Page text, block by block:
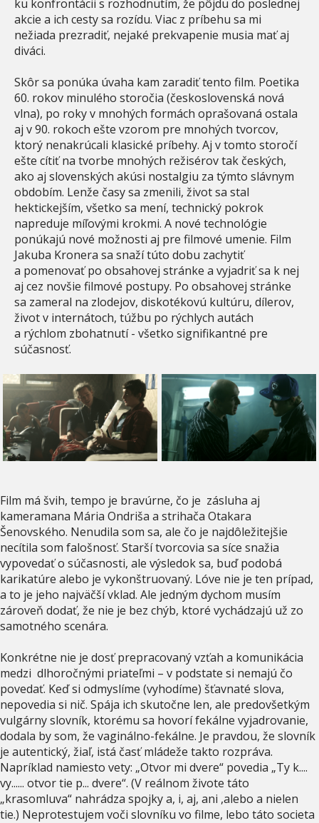
ku konfrontácii s rozhodnutím, že pôjdu do poslednej
akcie a ich cesty sa rozídu. Viac z príbehu sa mi
nežiada prezradiť, nejaké prekvapenie musia mať aj
diváci.
Skôr sa ponúka úvaha kam zaradiť tento film. Poetika
60. rokov minulého storočia (československá nová
vlna), po roky v mnohých formách oprašovaná ostala
aj v 90. rokoch ešte vzorom pre mnohých tvorcov,
ktorý nenakrúcali klasické príbehy. Aj v tomto storočí
ešte cítiť na tvorbe mnohých režisérov tak českých,
ako aj slovenských akúsi nostalgiu za týmto slávnym
obdobím. Lenže časy sa zmenili, život sa stal
hektickejším, všetko sa mení, technický pokrok
napreduje míľovými krokmi. A nové technológie
ponúkajú nové možnosti aj pre filmové umenie. Film
Jakuba Kronera sa snaží túto dobu zachytiť
a pomenovať po obsahovej stránke a vyjadriť sa k nej
aj cez novšie filmové postupy. Po obsahovej stránke
sa zameral na zlodejov, diskotékovú kultúru, dílerov,
život v internátoch, túžbu po rýchlych autách
a rýchlom zbohatnutí - všetko signifikantné pre
súčasnosť.
Film má švih, tempo je bravúrne, čo je zásluha aj
kameramana Mária Ondriša a strihača Otakara
Šenovského. Nenudila som sa, ale čo je najdôležitejšie
necítila som falošnosť. Starší tvorcovia sa síce snažia
vypovedať o súčasnosti, ale výsledok sa, buď podobá
karikatúre alebo je vykonštruovaný. Lóve nie je ten prípad,
a to je jeho najväčší vklad. Ale jedným dychom musím
zároveň dodať, že nie je bez chýb, ktoré vychádzajú už zo
samotného scenára.
Konkrétne nie je dosť prepracovaný vzťah a komunikácia
medzi dlhoročnými priateľmi – v podstate si nemajú čo
povedať. Keď si odmyslíme (vyhodíme) šťavnaté slova,
nepovedia si nič. Spája ich skutočne len, ale predovšetkým
vulgárny slovník, ktorému sa hovorí fekálne vyjadrovanie,
dodala by som, že vaginálno-fekálne. Je pravdou, že slovník
je autentický, žiaľ, istá časť mládeže takto rozpráva.
Napríklad namiesto vety: „Otvor mi dvere“ povedia „Ty k....
vy...... otvor tie p... dvere“. (V reálnom živote táto
„krasomluva“ nahrádza spojky a, i, aj, ani ,alebo a nielen
tie.) Neprotestujem voči slovníku vo filme, lebo táto societa